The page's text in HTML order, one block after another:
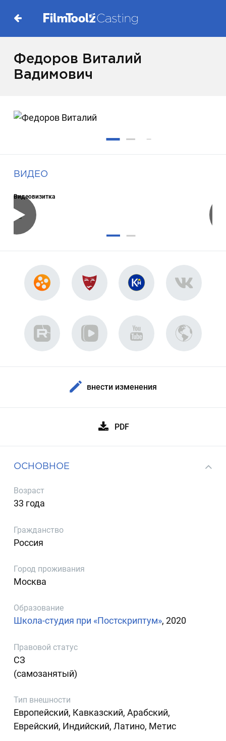
Федоров Виталий
Вадимович
ВИДЕО
Видеовизитка
внести изменения
PDF
ОСНОВНОЕ
Возраст
33 года
Гражданство
Россия
Город проживания
Москва
Образование
Школа-студия при «Постскриптум», 2020
Правовой статус
СЗ
(самозанятый)
Тип внешности
Европейский, Кавказский, Арабский,
Еврейский, Индийский, Латино, Метис